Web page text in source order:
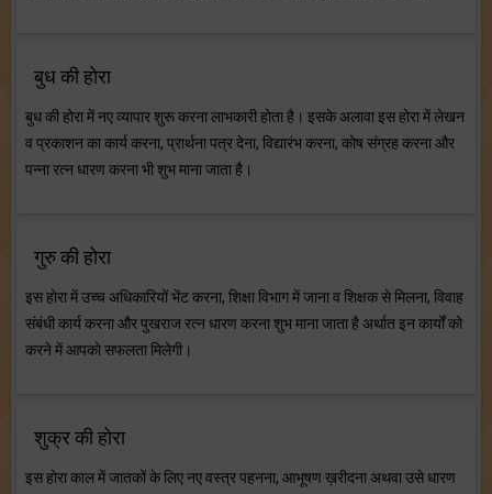
बुध की होरा
बुध की होरा में नए व्यापार शुरू करना लाभकारी होता है। इसके अलावा इस होरा में लेखन
व प्रकाशन का कार्य करना, प्रार्थना पत्र देना, विद्यारंभ करना, कोष संग्रह करना और
पन्ना रत्न धारण करना भी शुभ माना जाता है।
गुरु की होरा
इस होरा में उच्च अधिकारियों भेंट करना, शिक्षा विभाग में जाना व शिक्षक से मिलना, विवाह
संबंधी कार्य करना और पुखराज रत्न धारण करना शुभ माना जाता है अर्थात इन कार्यों को
करने में आपको सफलता मिलेगी।
शुक्र की होरा
इस होरा काल में जातकों के लिए नए वस्त्र पहनना, आभूषण ख़रीदना अथवा उसे धारण